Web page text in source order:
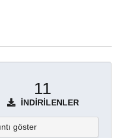
11
İNDIRILENLER
göster